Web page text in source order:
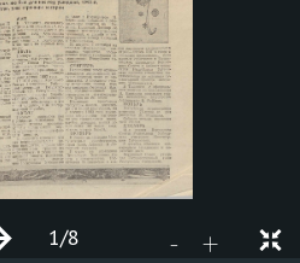
- +
1/8